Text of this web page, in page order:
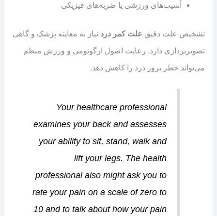
آسیب‌های ورزشی یا ضربه‌های فیزیکی
تشخیص علت دقیق علت کمر درد نیاز به معاینه پزشک و گاهی
تصویربرداری دارد. رعایت اصول ارگونومی و ورزش منظم
می‌تواند خطر بروز درد را کاهش دهد.
Your healthcare professional
examines your back and assesses
your ability to sit, stand, walk and
lift your legs. The health
professional also might ask you to
rate your pain on a scale of zero to
10 and to talk about how your pain